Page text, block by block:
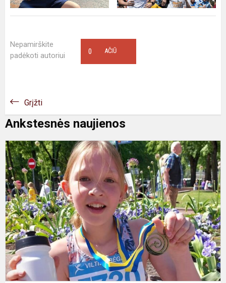
Nepamirškite
padėkoti autoriui
AČIŪ
0
Grįžti
Ankstesnės naujienos